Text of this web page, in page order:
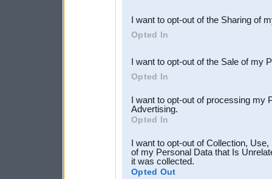
Downstream Participants
third parties.
I want to opt-out of the Sharing of
Opted In
I want to opt-out of the Sale of my
Opted In
I want to opt-out of processing my
Advertising.
Opted In
I want to opt-out of Collection,
of my Personal Data that Is
it was collected.
Opted Out